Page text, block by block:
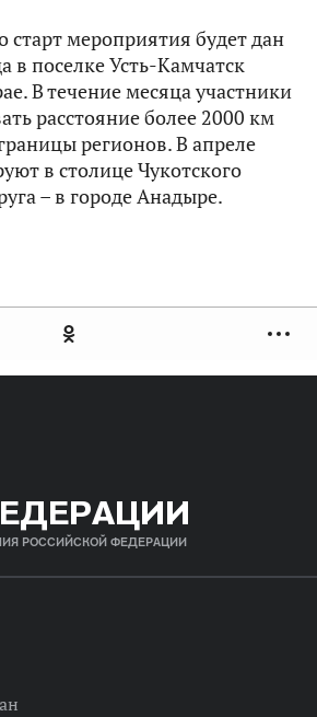
старт мероприятия будет дан
в поселке Усть-Камчатск
В течение месяца участники
расстояние более 2000 км
регионов. В апреле
в столице Чукотского
– в городе Анадыре.
РОССИЙСКОЙ ФЕДЕРАЦИИ